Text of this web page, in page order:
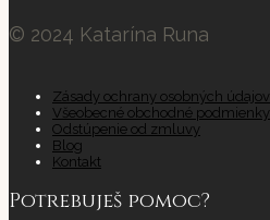
© 2024 Katarína Runa
Zásady ochrany osobných údajov
Všeobecné obchodné podmienky
Odstúpenie od zmluvy
Blog
Kontakt
Potrebuješ pomoc?